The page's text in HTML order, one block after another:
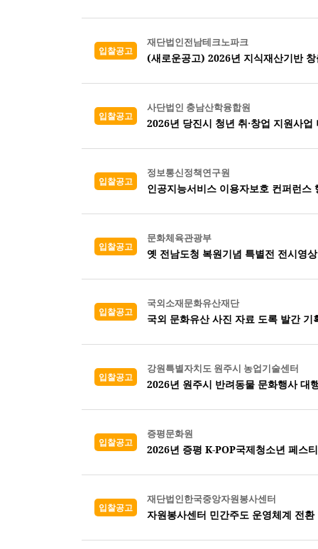
입찰공고
재단법인전남테크노파크
입찰공고
사단법인 충남산학융합원
2026년 당진시 청년 취·창업 지원사
입찰공고
정보통신정책연구원
인공지능서비스 이용자보호 컨퍼런스
입찰공고
문화체육관광부
옛 전남도청 복원기념 특별전 전시영
입찰공고
국외소재문화유산재단
국외 문화유산 사진 자료 도록 발간 기
입찰공고
강원특별자치도 원주시 농업기술센터
2026년 원주시 반려동물 문화행사 대
입찰공고
증평문화원
2026년 증평 K-POP국제청소년 페스
입찰공고
재단법인한국중앙자원봉사센터
자원봉사센터 민간주도 운영체계 전